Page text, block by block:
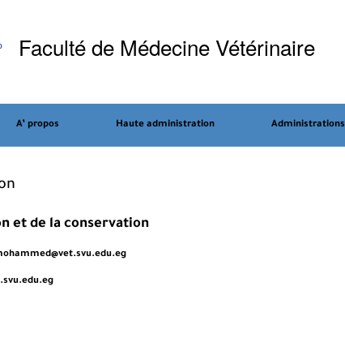
Faculté de Médecine Vétérinaire
A’ propos Haute administration Administrations
et de la conservation